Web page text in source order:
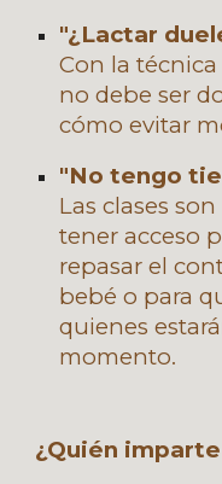
"¿Lactar
Con la
no debe ser
cómo evitar
"No tengo
Las clases
tener acceso
repasar el
bebé o para
quienes
momento.
¿Quién